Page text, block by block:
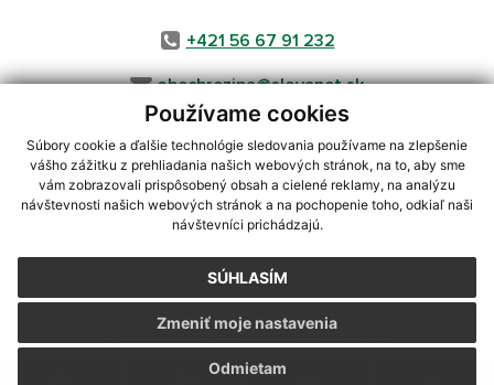
Používame cookies
Súbory cookie a ďalšie technológie sledovania používame na zlepšenie
vášho zážitku z prehliadania našich webových stránok, na to, aby sme
vám zobrazovali prispôsobený obsah a cielené reklamy, na analýzu
návštevnosti našich webových stránok a na pochopenie toho, odkiaľ naši
návštevníci prichádzajú.
SÚHLASÍM
Odmietam
Zmeniť moje nastavenia
+421 56 67 91 232
obecbrezina@slovanet.sk
využite možnosť získavania aktuálnych informácií s využitím RSS
CMS systém (redakčný) systém ECHELON 2,Mapa stránok,web portál
webex.digital, s.r.o.,domény,registrácia domény
Posledná aktualizácia:31.07.2026
Vytlačiť stránku|Vyhlásenie o prístupnosti